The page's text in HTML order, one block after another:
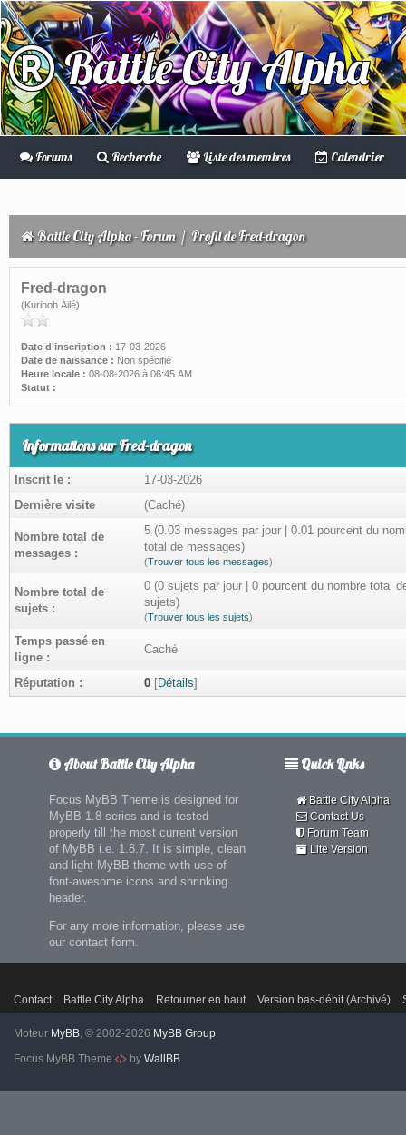
Battle City Alpha
Forums Recherche Liste des membres Calendrier
Battle City Alpha - Forum / Profil de Fred-dragon
Fred-dragon
(Kuriboh Ailé)
Date d’inscription : 17-03-2026
Date de naissance : Non spécifié
Heure locale : 08-08-2026 à 06:45 AM
Statut :
Informations sur Fred-dragon
Inscrit le :
17-03-2026
Dernière visite
(Caché)
Nombre total de
messages :
5 (0.03 messages par jour | 0.01 pourcent du
total de messages)
(Trouver tous les messages)
Nombre total de
sujets :
0 (0 sujets par jour | 0 pourcent du nombre total
sujets)
(Trouver tous les sujets)
Temps passé en
ligne :
Caché
Réputation : 0 [Détails]
About Battle City Alpha
Focus MyBB Theme is designed for
MyBB 1.8 series and is tested
properly till the most current version
of MyBB i.e. 1.8.7. It is simple, clean
and light MyBB theme with use of
font-awesome icons and shrinking
header.
For any more information, please use
our contact form.
Quick Links
Battle City Alpha
Contact Us
Forum Team
Lite Version
Contact Battle City Alpha Retourner en haut Version bas-débit (Archivé)
Moteur MyBB, © 2002-2026 MyBB Group.
Focus MyBB Theme
by WallBB